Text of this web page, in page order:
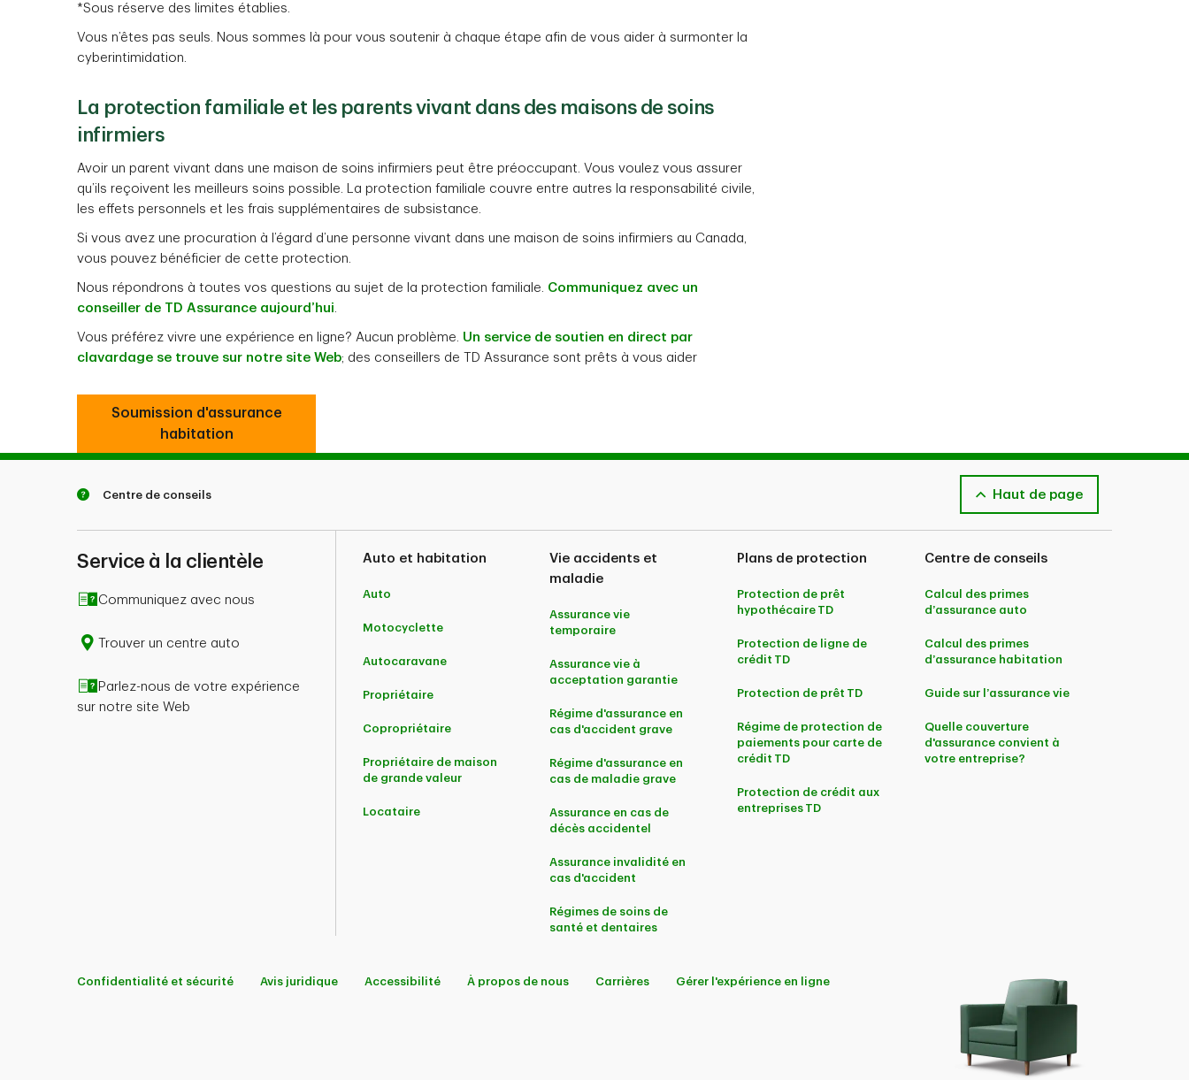
*Sous réserve des limites établies.
Vous n’êtes pas seuls. Nous sommes là pour vous soutenir à chaque étape afin de vous aider à surmonter la
cyberintimidation.
La protection familiale et les parents vivant dans des maisons de soins
infirmiers
Avoir un parent vivant dans une maison de soins infirmiers peut être préoccupant. Vous voulez vous assurer
qu’ils reçoivent les meilleurs soins possible. La protection familiale couvre entre autres la responsabilité civile,
les effets personnels et les frais supplémentaires de subsistance.
Si vous avez une procuration à l’égard d’une personne vivant dans une maison de soins infirmiers au Canada,
vous pouvez bénéficier de cette protection.
Nous répondrons à toutes vos questions au sujet de la protection familiale. Communiquez avec un
conseiller de TD Assurance aujourd’hui
Vous préférez vivre une expérience en ligne? Aucun problème. Un service de soutien en direct par
clavardage se trouve sur notre site Web; des conseillers de TD Assurance sont prêts à vous aider
Soumission d'assurance
habitation
Centre de conseils Haut de page
Service à la clientèle
Communiquez avec nous
Trouver un centre auto
Parlez-nous de votre expérience
sur notre site Web
Auto et habitation
Auto
Motocyclette
Autocaravane
Propriétaire
Copropriétaire
Propriétaire de maison
de grande valeur
Locataire
Vie accidents et
maladie
Assurance vie
temporaire
Assurance vie à
acceptation garantie
Régime d'assurance en
cas d'accident grave
Régime d'assurance en
cas de maladie grave
Assurance en cas de
décès accidentel
Assurance invalidité en
cas d'accident
Régimes de soins de
santé et dentaires
Plans de protection
Protection de prêt
hypothécaire TD
Protection de ligne de
crédit TD
Protection de prêt TD
Régime de protection de
paiements pour carte de
crédit TD
Protection de crédit aux
entreprises TD
Centre de conseils
Calcul des primes
d’assurance auto
Calcul des primes
d’assurance habitation
Guide sur l’assurance vie
Quelle couverture
d'assurance convient à
votre entreprise?
Confidentialité et sécurité Avis juridique Accessibilité À propos de nous Carrières Gérer l'expérience en ligne